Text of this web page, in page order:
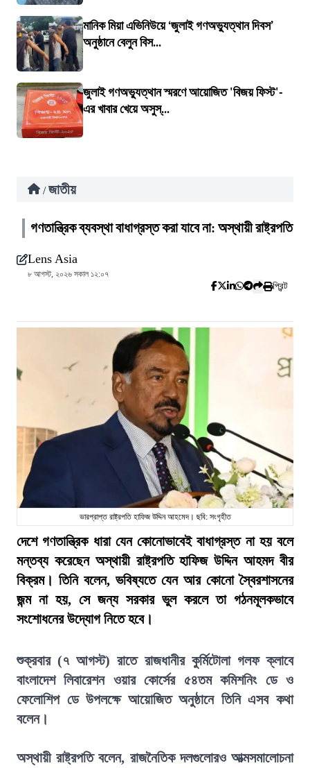
মানিক মিয়া এভিনিউয়ে ‘জুলাই গণঅভ্যুত্থান দিবস’
অনুষ্ঠানে বেলুন বিস...
জুলাই গণঅভ্যুত্থান স্মরণে আয়োজিত 'বিজয় ফিস্ট'-
এর খাবার খেয়ে অসুস্...
/ জাতীয়
গণতান্ত্রিক ব্যবস্থা বাধাগ্রস্ত করা যাবে না: অস্থায়ী রাষ্ট্রপতি
Lens Asia
৮ আগস্ট, ২০২৬ সকাল ১২:০৭
প্রিন্ট
ভারপ্রাপ্ত রাষ্ট্রপতি হাফিজ উদ্দিন আহমেদ। ছবি: সংগৃহীত
দেশে গণতান্ত্রিক ধারা যেন কোনোভাবেই বাধাগ্রস্ত না হয় বলে
মন্তব্য করেছেন অস্থায়ী রাষ্ট্রপতি হাফিজ উদ্দিন আহমদ বীর
বিক্রম। তিনি বলেন, ভবিষ্যতে যেন আর কোনো স্বৈরশাসনের
জন্ম না হয়, সে জন্য সরকার ভুল করলে তা গঠনমূলকভাবে
সংশোধনের উদ্যোগ নিতে হবে।
শুক্রবার (৭ আগস্ট) রাতে রাজধানীর কুর্মিটোলা গলফ ক্লাবে
বাংলাদেশ লিবারেশন ওয়ার কোর্সের ৫৪তম কমিশনিং ডে ও
ফেলোশিপ ডে উপলক্ষে আয়োজিত অনুষ্ঠানে তিনি এসব কথা
বলেন।
অস্থায়ী রাষ্ট্রপতি বলেন, রাজনৈতিক দলগুলোরও আত্মসমালোচনা